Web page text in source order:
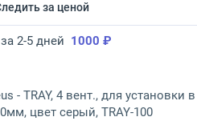
за ценой
2-5 дней 1000 ₽
- TRAY, 4 вент., для установки
цвет серый, TRAY-100